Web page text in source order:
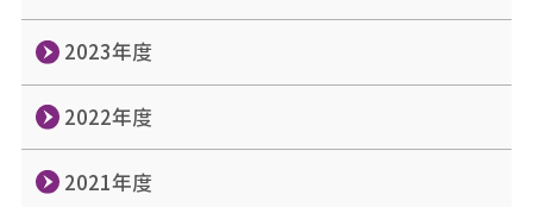
2023年度
2022年度
2021年度